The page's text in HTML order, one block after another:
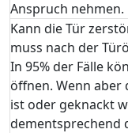
Anspruch nehmen.
Kann die Tür
muss nach der
In 95% der Fälle
öffnen. Wenn aber
ist oder geknackt
dementsprechend